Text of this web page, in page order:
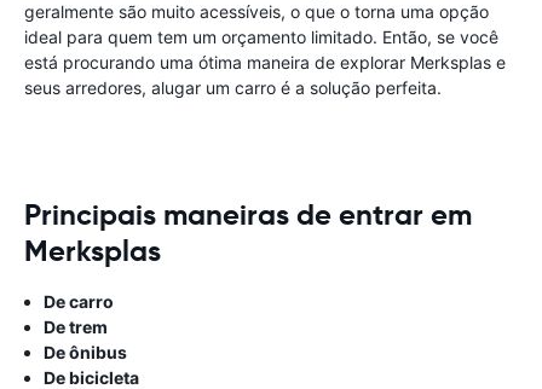
geralmente são muito acessíveis, o que o torna uma opção
ideal para quem tem um orçamento limitado. Então, se você
está procurando uma ótima maneira de explorar Merksplas e
seus arredores, alugar um carro é a solução perfeita.
Principais maneiras de entrar em
Merksplas
De carro
De trem
De ônibus
De bicicleta